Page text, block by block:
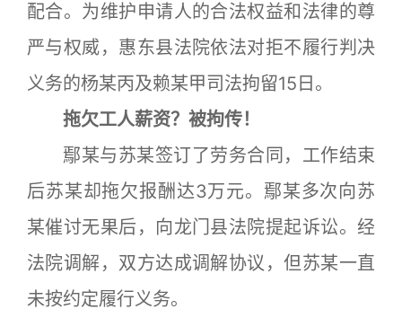
配合。为维护申请人的合法权益和法律的尊
严与权威，惠东县法院依法对拒不履行判决
义务的杨某丙及赖某甲司法拘留15日。
拖欠工人薪资？被拘传！
鄢某与苏某签订了劳务合同，工作结束
后苏某却拖欠报酬达3万元。鄢某多次向苏
某催讨无果后，向龙门县法院提起诉讼。经
法院调解，双方达成调解协议，但苏某一直
未按约定履行义务。